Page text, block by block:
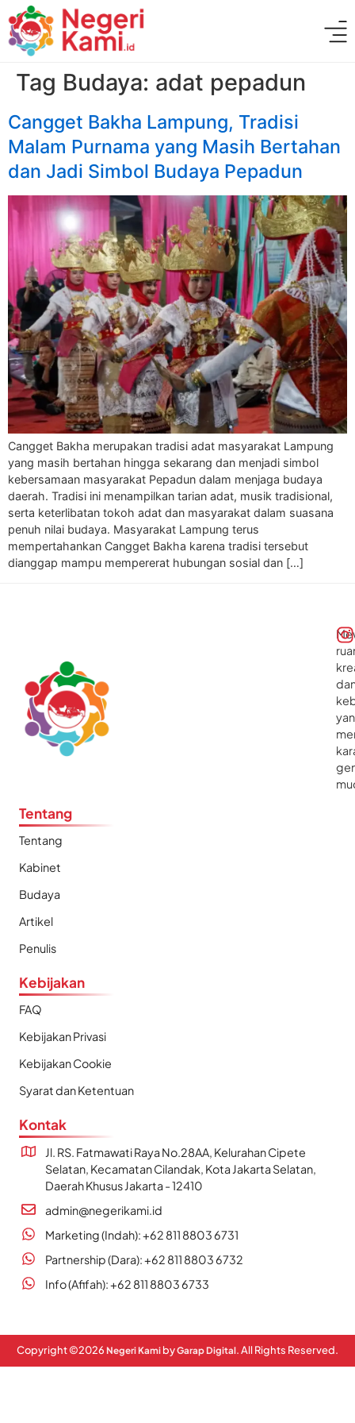
Tag Budaya: adat pepadun
Cangget Bakha Lampung, Tradisi
Malam Purnama yang Masih Bertahan
dan Jadi Simbol Budaya Pepadun
Cangget Bakha merupakan tradisi adat masyarakat Lampung
yang masih bertahan hingga sekarang dan menjadi simbol
kebersamaan masyarakat Pepadun dalam menjaga budaya
daerah. Tradisi ini menampilkan tarian adat, musik tradisional,
serta keterlibatan tokoh adat dan masyarakat dalam suasana
penuh nilai budaya. Masyarakat Lampung terus
mempertahankan Cangget Bakha karena tradisi tersebut
dianggap mampu mempererat hubungan sosial dan […]
Tentang
Tentang
Kabinet
Budaya
Artikel
Penulis
Kebijakan
FAQ
Kebijakan Privasi
Kebijakan Cookie
Syarat dan Ketentuan
Kontak
Jl. RS. Fatmawati Raya No.28AA, Kelurahan Cipete
Selatan, Kecamatan Cilandak, Kota Jakarta Selatan,
Daerah Khusus Jakarta - 12410
admin@negerikami.id
Marketing (Indah): +62 811 8803 6731
Partnership (Dara): +62 811 8803 6732
Info (Afifah): +62 811 8803 6733
Copyright ©2026 Negeri Kami byGarap Digital. All Rights Reserved.